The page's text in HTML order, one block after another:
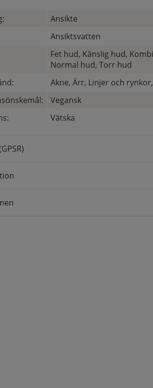
Ansikte
Ansiktsvatten
Fet hud, Känslig hud,
Normal hud, Torr hud
Akne, Ärr, Linjer och
Vegansk
Vätska